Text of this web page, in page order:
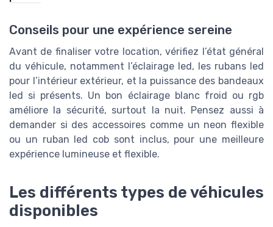
Conseils pour une expérience sereine
Avant de finaliser votre location, vérifiez l’état général
du véhicule, notamment l’éclairage led, les rubans led
pour l’intérieur extérieur, et la puissance des bandeaux
led si présents. Un bon éclairage blanc froid ou rgb
améliore la sécurité, surtout la nuit. Pensez aussi à
demander si des accessoires comme un neon flexible
ou un ruban led cob sont inclus, pour une meilleure
expérience lumineuse et flexible.
Les différents types de véhicules
disponibles